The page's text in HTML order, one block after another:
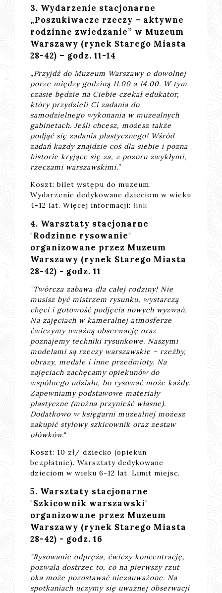
3. Wydarzenie stacjonarne
„Poszukiwacze rzeczy – aktywne
rodzinne zwiedzanie” w Muzeum
Warszawy (rynek Starego Miasta
28-42) – godz. 11-14
„Przyjdź do Muzeum Warszawy o dowolnej
porze między godziną 11.00 a 14.00. W tym
czasie będzie na Ciebie czekał edukator,
który przydzieli Ci zadania do
samodzielnego wykonania w muzealnych
gabinetach. Jeśli chcesz, możesz także
podjąć się zadania plastycznego! Wśród
zadań każdy znajdzie coś dla siebie i pozna
historie kryjące się za, z pozoru zwykłymi,
rzeczami warszawskimi.”
Koszt: bilet wstępu do muzeum.
Wydarzenie dedykowane dzieciom w wieku
4-12 lat. Więcej informacji: link
4. Warsztaty stacjonarne
"Rodzinne rysowanie"
organizowane przez Muzeum
Warszawy (rynek Starego Miasta
28-42) - godz. 11
"Twórcza zabawa dla całej rodziny! Nie
musisz być mistrzem rysunku, wystarczą
chęci i gotowość podjęcia nowych wyzwań.
Na zajęciach w kameralnej atmosferze
ćwiczymy uważną obserwację oraz
poznajemy techniki rysunkowe. Naszymi
modelami są rzeczy warszawskie – rzeźby,
obrazy, medale i inne przedmioty. Na
zajęciach zachęcamy opiekunów do
wspólnego udziału, bo rysować może każdy.
Zapewniamy podstawowe materiały
plastyczne (można przynieść własne).
Dodatkowo w księgarni muzealnej możesz
zakupić stylowy szkicownik oraz zestaw
ołówków."
Koszt: 10 zł/ dziecko (opiekun
bezpłatnie). Warsztaty dedykowane
dzieciom w wieku 6-12 lat. Limit miejsc.
5. Warsztaty stacjonarne
"Szkicownik warszawski"
organizowane przez Muzeum
Warszawy (rynek Starego Miasta
28-42) - godz. 16
"Rysowanie odpręża, ćwiczy koncentrację,
pozwala dostrzec to, co na pierwszy rzut
oka może pozostawać niezauważone. Na
spotkaniach uczymy się uważnej obserwacji